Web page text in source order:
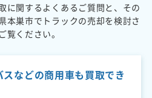
に関するよくあるご質問と、その
本巣市でトラックの売却を検討さ
覧ください。
などの商用車も買取でき